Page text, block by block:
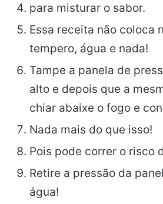
para misturar o sabor.
Essa receita não coloca
tempero, água e nada!
Tampe a panela de
alto e depois que a
chiar abaixe o fogo e
Nada mais do que isso!
Pois pode correr o risco
Retire a pressão da
água!